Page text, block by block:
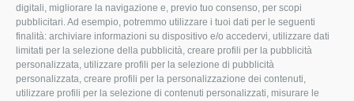
digitali, migliorare la navigazione e, previo tuo consenso, per scopi
pubblicitari. Ad esempio, potremmo utilizzare i tuoi dati per le seguenti
finalità: archiviare informazioni su dispositivo e/o accedervi, utilizzare dati
limitati per la selezione della pubblicità, creare profili per la pubblicità
personalizzata, utilizzare profili per la selezione di pubblicità
personalizzata, creare profili per la personalizzazione dei contenuti,
utilizzare profili per la selezione di contenuti personalizzati, misurare le
Via Modena, 22
47853 Coriano (RN)
0541.657874